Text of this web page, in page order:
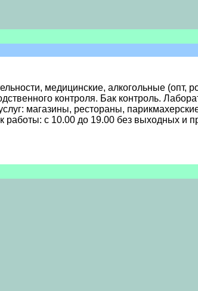
медицинские, алкогольные (опт,
контроля. Бак контроль.
магазины, рестораны,
с 10.00 до 19.00 без выходных и